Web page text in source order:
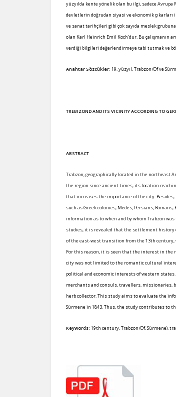
yüzyılda kente yönelik olan bu ilgi, sadece Avrupa
devletlerin doğrudan siyasi ve ekonomik
ve sanat tarihçileri gibi çok sayıda meslek
olan Karl Heinrich Emil Koch’dur. Bu çalışmanın
verdiği bilgileri değerlendirmeye tabi tutmak ve
Anahtar Sözcükler: 19. yüzyıl, Trabzon (Of ve
TREBIZOND AND ITS VICINITY ACCORDING TO
ABSTRACT
Trabzon, geographically located in the
the region since ancient times, its location
that increases the importance of the city.
such as Greek colonies, Medes, Persians,
information as to when and by whom Trabzon
studies, it is revealed that the settlement history
of the east-west transition from the 13th century,
For this reason, it is seen that the interest in
city was not limited to the romantic cultural
political and economic interests of western
merchants and consuls, travellers, missionaries,
herb collector. This study aims to evaluate the
Sürmene in 1843. Thus, the study contributes to
Keywords: 19th century, Trabzon (Of, Sürmene),